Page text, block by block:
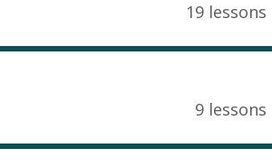
19 lessons
9 lessons